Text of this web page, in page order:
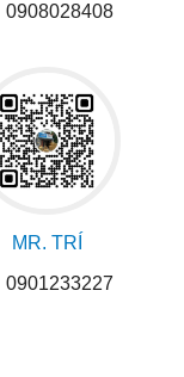
0908028408
MR. TRÍ
0901233227